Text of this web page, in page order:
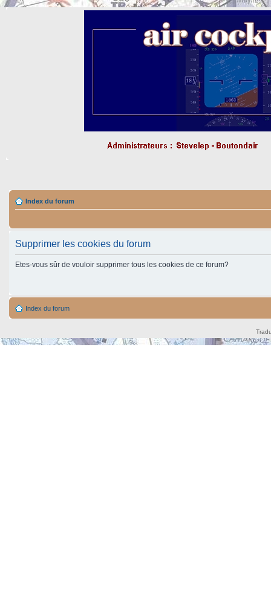
Index du forum
Supprimer les cookies du forum
Etes-vous sûr de vouloir supprimer tous les cookies de ce forum?
Index du forum